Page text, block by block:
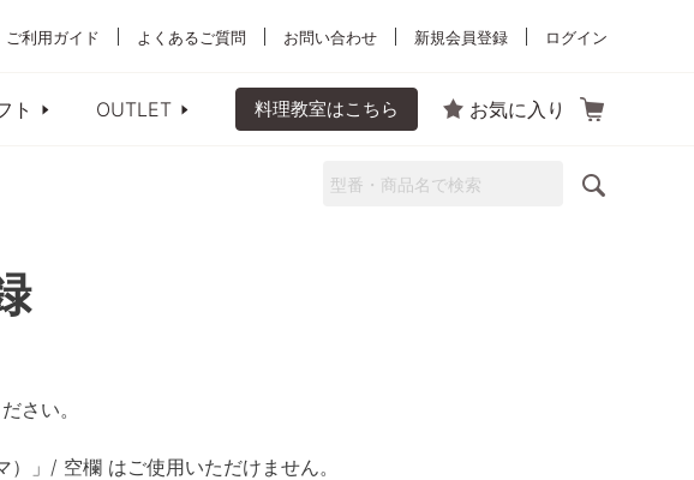
ご利用ガイド よくあるご質問 お問い合わせ 新規会員登録 ログイン
ト OUTLET 料理教室はこちら お気に入り
さい。
」/ 空欄 はご使用いただけません。